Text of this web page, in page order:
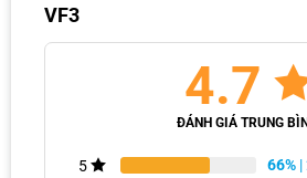
Giá thành sản phẩm Module LED ga
vào thương hiệu, chất liệu, thiết kế và
VF3
4.7
ĐÁNH GIÁ TRUNG
5 66% |